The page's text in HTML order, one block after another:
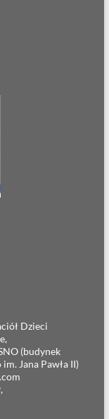
Dzieci
(budynek
Jana Pawła II)